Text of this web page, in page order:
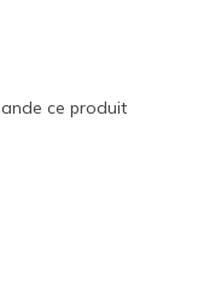
ce produit